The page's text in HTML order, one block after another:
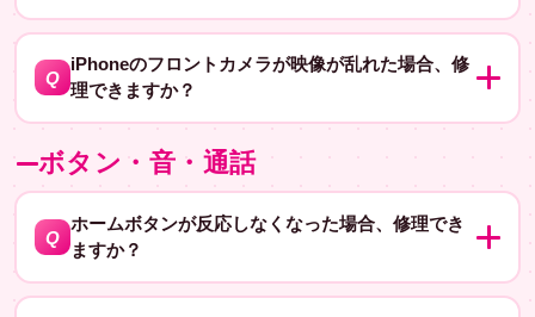
でなく、カメラ自体が故障している場合は、カメラユニ
ります。
A はい、バックカメラの修理も可能です。カメラレンズや
撮影用チップの故障、内部基盤の故障などが考えられま
す。修理にかかる時間と費用は原因によって異なります
が、おおよそ数千円から数万円程度かかる場合がありま
す。
Q
iPhoneのフロントカメラが映像が乱れた場合、修
理できますか？
時間と費用は原因によって異なりますが、おおよそ数千
円から数万円程度かかる場合があります。
ボタン・音・通話
Q
ホームボタンが反応しなくなった場合、修理でき
ますか？
A はい、修理可能です。ホームボタンの不具合は、配線の